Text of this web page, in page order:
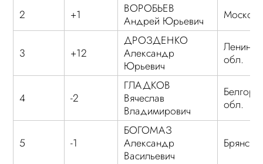
2 +1
ВОРОБЬЕВ
Андрей Юрьевич
3 +12
ДРОЗДЕНКО
Александр
Юрьевич
обл.
4 -2
ГЛАДКОВ
Вячеслав
Владимирович
обл.
5 -1
БОГОМАЗ
Александр
Васильевич